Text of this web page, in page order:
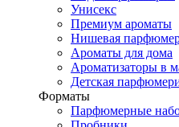
Унисекс
Премиум ароматы
Нишевая
Ароматы для дома
Ароматизаторы в
Детская
Форматы
Парфюмерные